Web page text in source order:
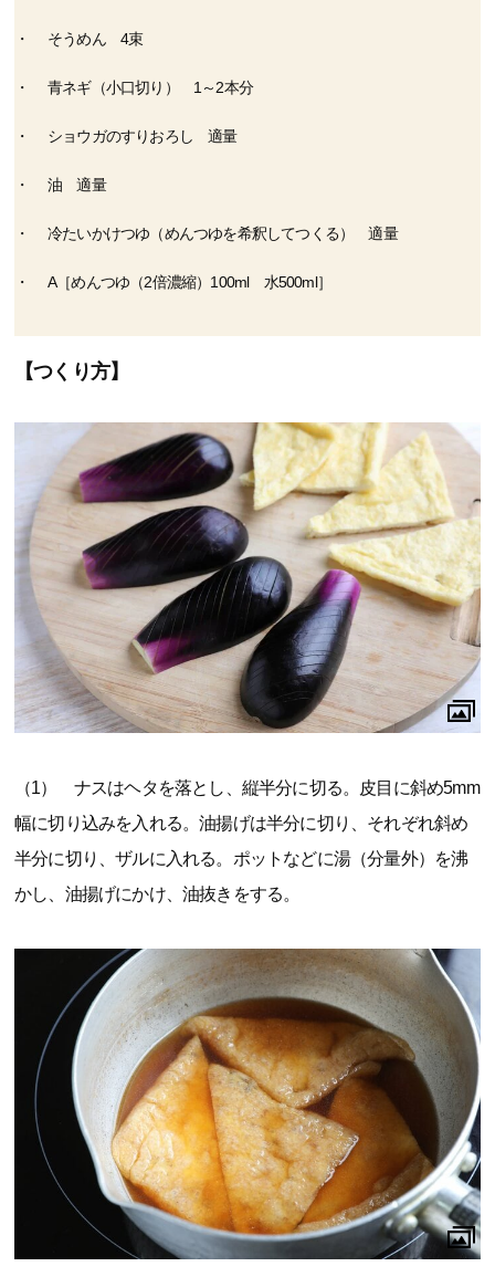
そうめん 4束
青ネギ（小口切り） 1～2本分
ショウガのすりおろし 適量
油 適量
冷たいかけつゆ（めんつゆを希釈してつくる） 適量
A［めんつゆ（2倍濃縮）100ml 水500ml］
【つくり方】
（1） ナスはヘタを落とし、縦半分に切る。皮目に斜め5mm
幅に切り込みを入れる。油揚げは半分に切り、それぞれ斜め
半分に切り、ザルに入れる。ポットなどに湯（分量外）を沸
かし、油揚げにかけ、油抜きをする。